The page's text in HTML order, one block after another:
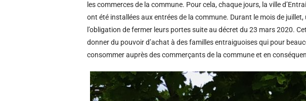
les commerces de la commune. Pour cela, chaque jours, la ville
ont été installées aux entrées de la commune. Durant le mois de
l’obligation de fermer leurs portes suite au décret du 23 mars 2020.
donner du pouvoir d’achat à des familles entraiguoises qui pour
consommer auprès des commerçants de la commune et en